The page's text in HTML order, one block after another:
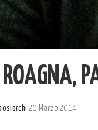
20 Marzo 2014